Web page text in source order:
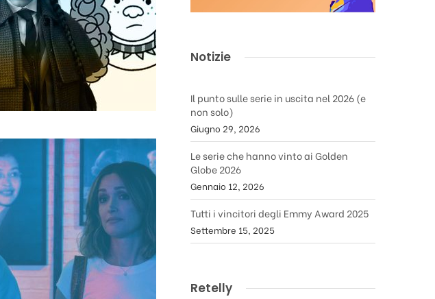
Notizie
Il punto sulle serie in uscita nel 2026 (e
non solo)
Giugno 29, 2026
Le serie che hanno vinto ai Golden
Globe 2026
Gennaio 12, 2026
Tutti i vincitori degli Emmy Award 2025
Settembre 15, 2025
Retelly